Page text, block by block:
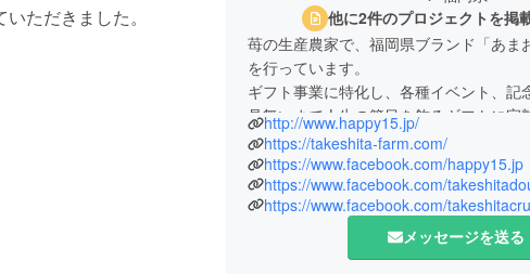
ただきました。
他に2件のプロジェクトを掲
苺の生産農家で、福岡県ブランド「あま
を行っています。
ギフト事業に特化し、各種イベント、記
見舞いまで人生の節目を飾るギフトに完
を期日指定でしかも、１００%返金保証
す。 お客様の人生の役に立つサービス
に、積極的に異業種との交流も深め、様
対応しながら商品開発を進めています。
この苺の仕事を通じて人の成長を促進す
のみならず、働くことのすばらしさを伝
http://www.happy15.jp/
https://takeshita-farm.com/
https://www.facebook.com/happy15.jp
https://www.facebook.com/
https://www.facebook.com/
メッセージを送る